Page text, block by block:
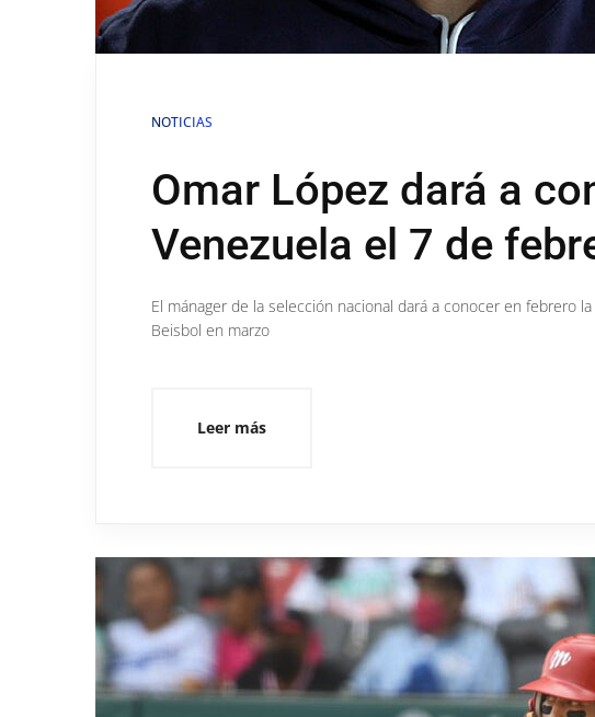
NOTICIAS
Omar López dará a
Venezuela el 7 de
El mánager de la selección nacional dará a conocer en febrero
Beisbol en marzo
Leer más